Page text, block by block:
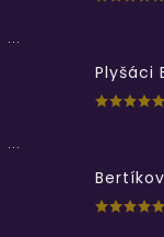
...
Plyšáci
...